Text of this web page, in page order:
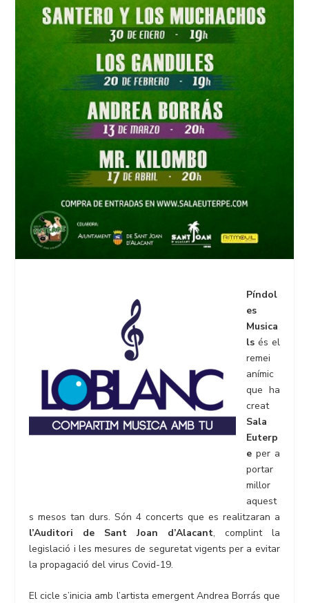
Píndol
es
Musica
ls és el
remei
anímic
que ha
creat
Sala
Euterp
e per a
portar
millor
aquest
s mesos tan durs. Són 4 concerts que es realitzaran a
l’Auditori de Sant Joan d’Alacant, complint la
legislació i les mesures de seguretat vigents per a evitar
la propagació del virus Covid-19.
El cicle s’inicia amb l’artista emergent Andrea Borrás que